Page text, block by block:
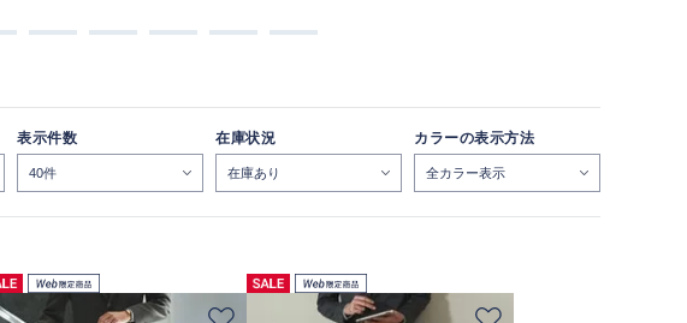
表示件数 在庫状況 カラーの表示方法